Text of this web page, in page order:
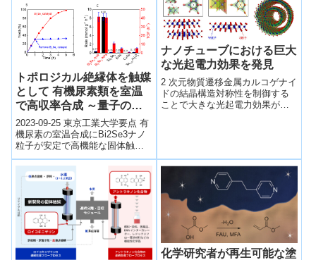
を見出すことに初めて成功し
た。
トポロジカル絶縁体を触媒
として 有機尿素類を室温
で高収率合成 ～量子の力
の触媒への展開～
2023-09-25 東京工業大学要点 有
機尿素の室温合成にBi2Se3ナノ
粒子が安定で高機能な固体触媒
となることを発見 トポロジカル
絶縁体（TI）の表面のタフ...
ナノチューブにおける巨大
な光起電力効果を発見
2 次元物質遷移金属カルコゲナイ
ドの結晶構造対称性を制御する
ことで大きな光起電力効果が出
化学研究者が再生可能な塗